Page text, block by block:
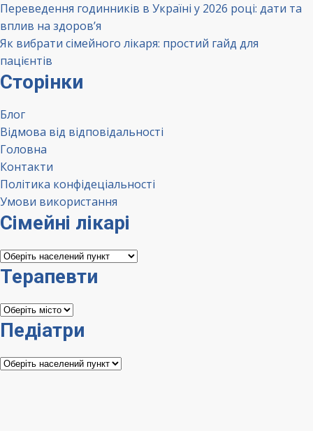
Переведення годинників в Україні у 2026 році: дати та
вплив на здоров’я
Як вибрати сімейного лікаря: простий гайд для
пацієнтів
Сторінки
Блог
Відмова від відповідальності
Головна
Контакти
Політика конфідеціальності
Умови використання
Сімейні лікарі
Сімейні
лікарі
Терапевти
Терапевти
Педіатри
Педіатри